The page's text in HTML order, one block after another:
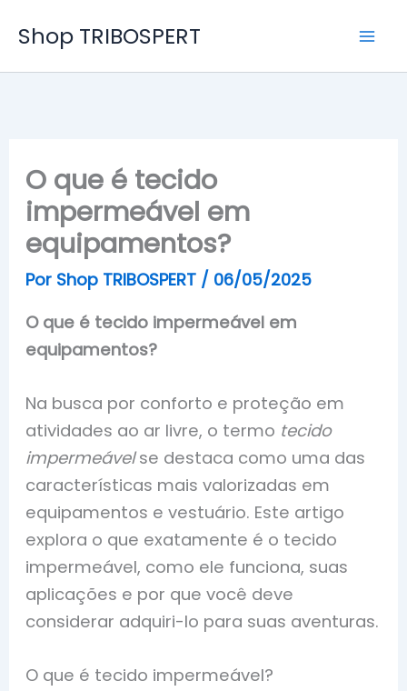
para
o
Shop TRIBOSPERT
O que é tecido
impermeável em
equipamentos?
Por Shop TRIBOSPERT / 06/05/2025
O que é tecido impermeável em
equipamentos?
Na busca por conforto e proteção em
atividades ao ar livre, o termo tecido
impermeávelse destaca como uma das
características mais valorizadas em
equipamentos e vestuário. Este artigo
explora o que exatamente é o tecido
impermeável, como ele funciona, suas
aplicações e por que você deve
considerar adquiri-lo para suas aventuras.
O que é tecido impermeável?